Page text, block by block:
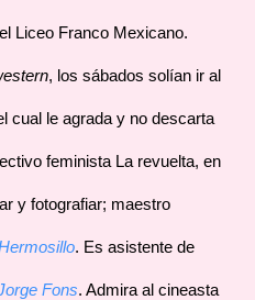
Liceo Franco Mexicano.
, los sábados solían ir al
cual le agrada y no descarta
feminista La revuelta, en
y fotografiar; maestro
. Es asistente de
Fons. Admira al cineasta